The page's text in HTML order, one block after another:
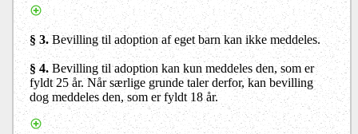
§ 3.Bevilling til adoption af eget barn kan ikke meddeles.
§ 4. Bevilling til adoption kan kun meddeles den, som er
fyldt 25 år. Når særlige grunde taler derfor, kan bevilling
dog meddeles den, som er fyldt 18 år.